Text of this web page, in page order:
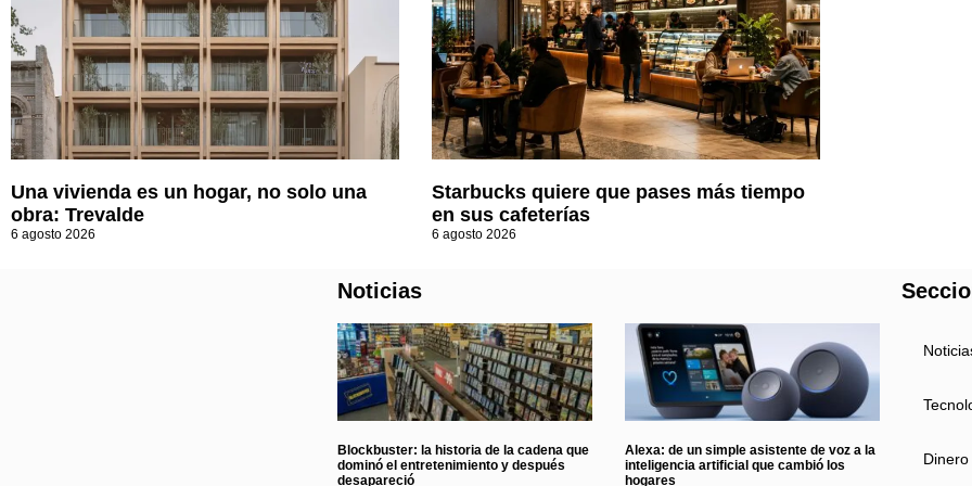
Una vivienda es un hogar, no solo una
obra: Trevalde
6 agosto 2026
Starbucks quiere que pases más tiempo
en sus cafeterías
6 agosto 2026
Noticias
Blockbuster: la historia de la cadena que
dominó el entretenimiento y después
desapareció
Alexa: de un simple asistente de voz a la
inteligencia artificial que cambió los
hogares
Dinero